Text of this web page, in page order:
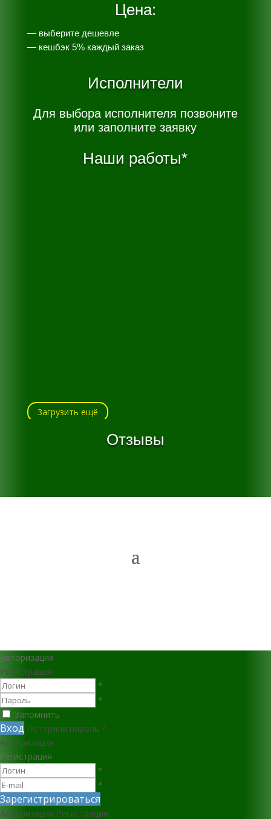
Цена:
— выберите дешевле
— кешбэк 5% каждый заказ
Исполнители
Для выбора исполнителя позвоните
или заполните заявку
Наши работы*
Загрузить ещё
Отзывы
Авторизация
Регистрация
*
*
Запомнить
Вход Потеряли пароль ?
Авторизация
Регистрация
*
*
Зарегистрироваться
Авторизация Регистрация